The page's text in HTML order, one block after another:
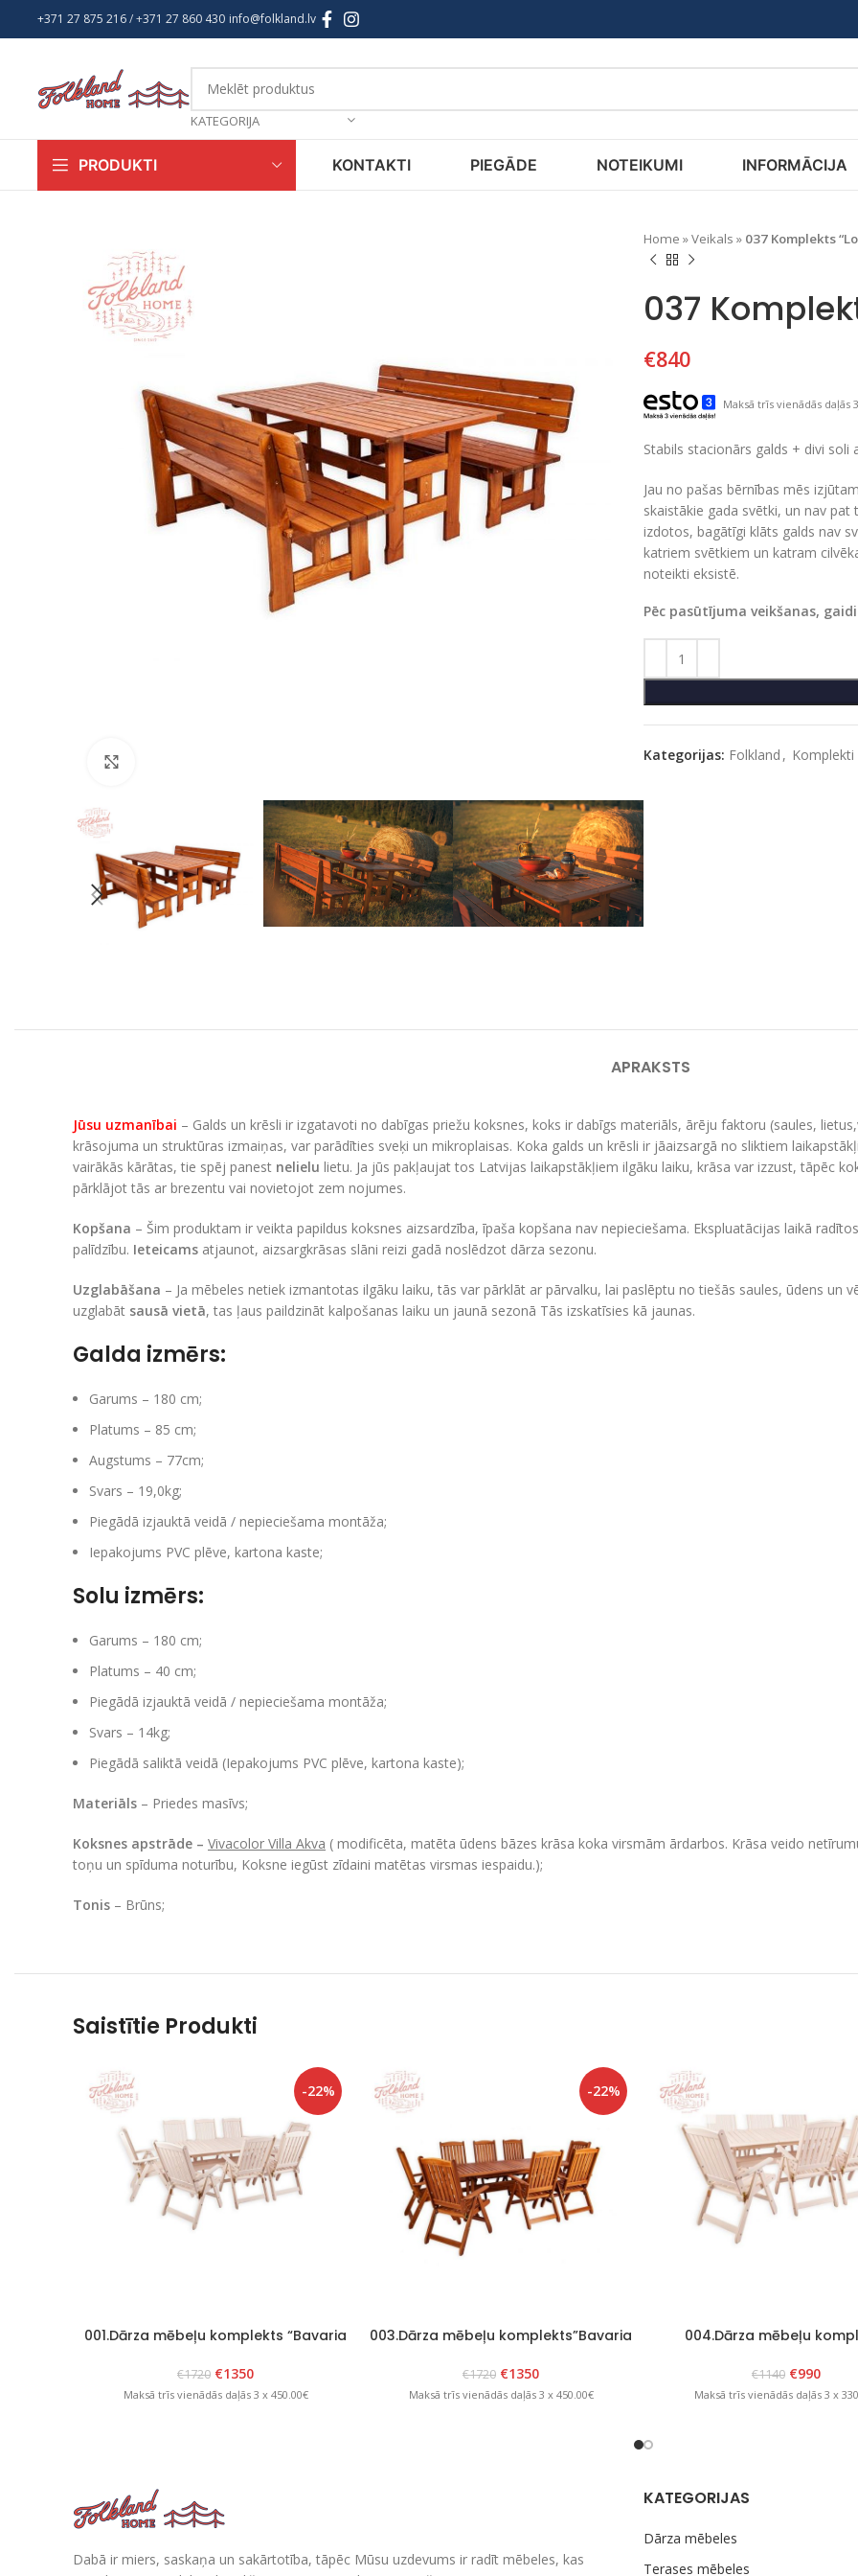
+371 27 875 216/ +371 27 860 430 info@folkland.lv
KATEGORIJA
PRODUKTI KONTAKTI PIEGĀDE NOTEIKUMI INFORMĀCIJA
Home »Veikals » 037 Komplekts
037
€840
Maksā trīs vienādās daļās
Stabils stacionārs galds + divi soli
Jau no pašas bērnības mēs
skaistākie gada svētki, un nav
izdotos, bagātīgi klāts galds nav
katriem svētkiem un katram
noteikti eksistē.
Pēc pasūtījuma veikšanas,
Kategorijas: Folkland , Komplekti
APRAKSTS
Jūsu uzmanībai – Galds un krēsli ir izgatavoti no dabīgas priežu koksnes, koks ir dabīgs materiāls, ārēju faktoru (saules,
krāsojuma un struktūras izmaiņas, var parādīties sveķi un mikroplaisas. Koka galds un krēsli ir jāaizsargā no sliktiem
vairākās kārātas, tie spēj panest nelielu lietu. Ja jūs pakļaujat tos Latvijas laikapstākļiem ilgāku laiku, krāsa var izzust, tāpēc
pārklājot tās ar brezentu vai novietojot zem nojumes.
Kopšana – Šim produktam ir veikta papildus koksnes aizsardzība, īpaša kopšana nav nepieciešama. Ekspluatācijas laikā
palīdzību. Ieteicams atjaunot, aizsargkrāsas slāni reizi gadā noslēdzot dārza sezonu.
Uzglabāšana – Ja mēbeles netiek izmantotas ilgāku laiku, tās var pārklāt ar pārvalku, lai paslēptu no tiešās saules, ūdens un
uzglabāt sausā vietā, tas ļaus paildzināt kalpošanas laiku un jaunā sezonā Tās izskatīsies kā jaunas.
Galda izmērs:
Garums – 180 cm;
Platums – 85 cm;
Augstums – 77cm;
Svars – 19,0kg;
Piegādā izjauktā veidā / nepieciešama montāža;
Iepakojums PVC plēve, kartona kaste;
Solu izmērs:
Garums – 180 cm;
Platums – 40 cm;
Piegādā izjauktā veidā / nepieciešama montāža;
Svars – 14kg;
Piegādā saliktā veidā (Iepakojums PVC plēve, kartona kaste);
Materiāls – Priedes masīvs;
Koksnes apstrāde – Vivacolor Villa Akva ( modificēta, matēta ūdens bāzes krāsa koka virsmām ārdarbos. Krāsa veido
toņu un spīduma noturību, Koksne iegūst zīdaini matētas virsmas iespaidu.);
Tonis – Brūns;
Saistītie Produkti
-22%
001.Dārza mēbeļu komplekts “Bavaria
€1720 €1350
Maksā trīs vienādās daļās 3 x 450.00€
-22%
003.Dārza mēbeļu komplekts”Bavaria
€1720 €1350
Maksā trīs vienādās daļās 3 x 450.00€
004.Dārza mēbeļu
€1140 €990
Maksā trīs vienādās daļās 3 x
Dabā ir miers, saskaņa un sakārtotība, tāpēc Mūsu uzdevums ir radīt mēbeles, kas
KATEGORIJAS
Dārza mēbeles
Terases mēbeles